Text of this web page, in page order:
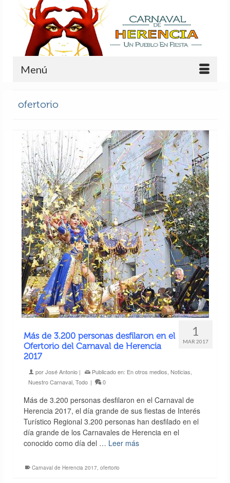
Menú
ofertorio
1
MAR 2017
Más de 3.200 personas desfilaron en el
Ofertorio del Carnaval de Herencia
2017
porJosé Antonio| Publicado en: En otros medios, Noticias,
Nuestro Carnaval, Todo | 0
Más de 3.200 personas desfilaron en el Carnaval de
Herencia 2017, el día grande de sus fiestas de Interés
Turístico Regional 3.200 personas han desfilado en el
día grande de los Carnavales de Herencia en el
conocido como día del … Leer más
Carnaval de Herencia 2017, ofertorio